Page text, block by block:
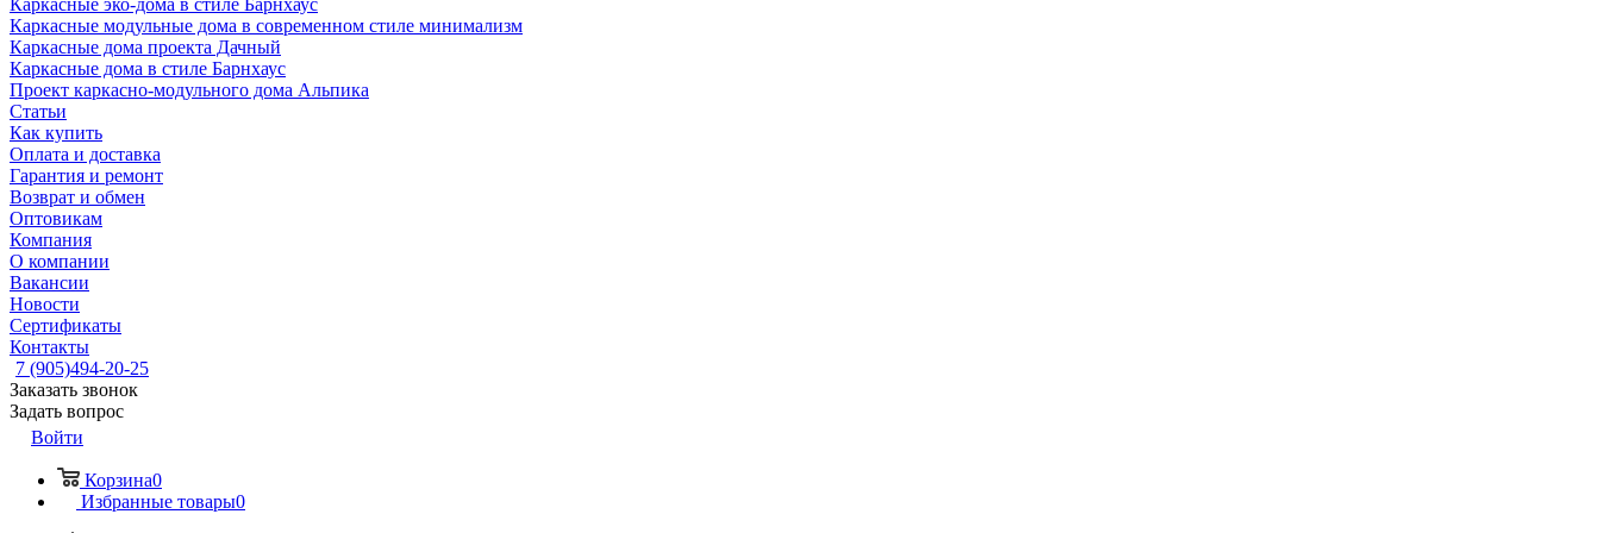
Каркасные эко-дома в стиле Барнхаус
Каркасные модульные дома в современном стиле минимализм
Каркасные дома проекта Дачный
Каркасные дома в стиле Барнхаус
Проект каркасно-модульного дома Альпика
Статьи
Как купить
Оплата и доставка
Гарантия и ремонт
Возврат и обмен
Оптовикам
Компания
О компании
Вакансии
Новости
Сертификаты
Контакты
7 (905)494-20-25
Заказать звонок
Задать вопрос
Войти
Корзина0
Избранные товары0